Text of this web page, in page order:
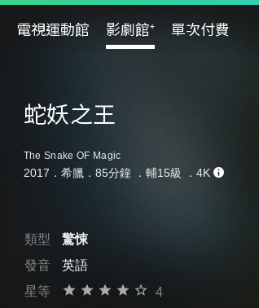
電視運動館 影劇館⁺ 單次付費
蛇妖之王
The Snake OF Magic
2017．希臘．85分鐘 ． 輔15級 ．4K
類型
驚悚
發音
英語
星等
4